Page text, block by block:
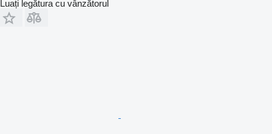
Luați legătura cu vânzătorul